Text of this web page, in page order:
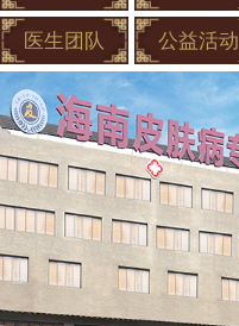
医生团队 公益活动